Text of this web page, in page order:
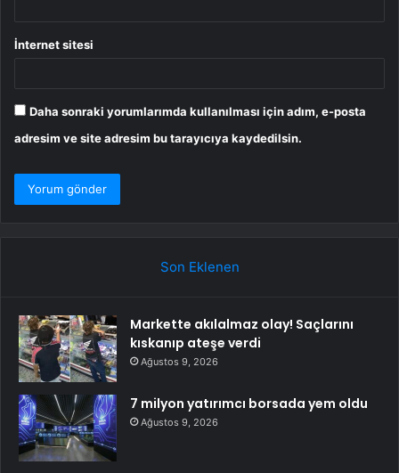
İnternet sitesi
Daha sonraki yorumlarımda kullanılması için adım, e-posta
adresim ve site adresim bu tarayıcıya kaydedilsin.
Son Eklenen
Markette akılalmaz olay! Saçlarını
kıskanıp ateşe verdi
Ağustos 9, 2026
7 milyon yatırımcı borsada yem oldu
Ağustos 9, 2026